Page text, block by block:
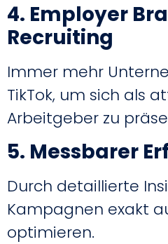
4. Employer
Recruiting
Immer mehr
TikTok, um sich als
Arbeitgeber zu
5. Messbarer
Durch detaillierte
Kampagnen exakt
optimieren.